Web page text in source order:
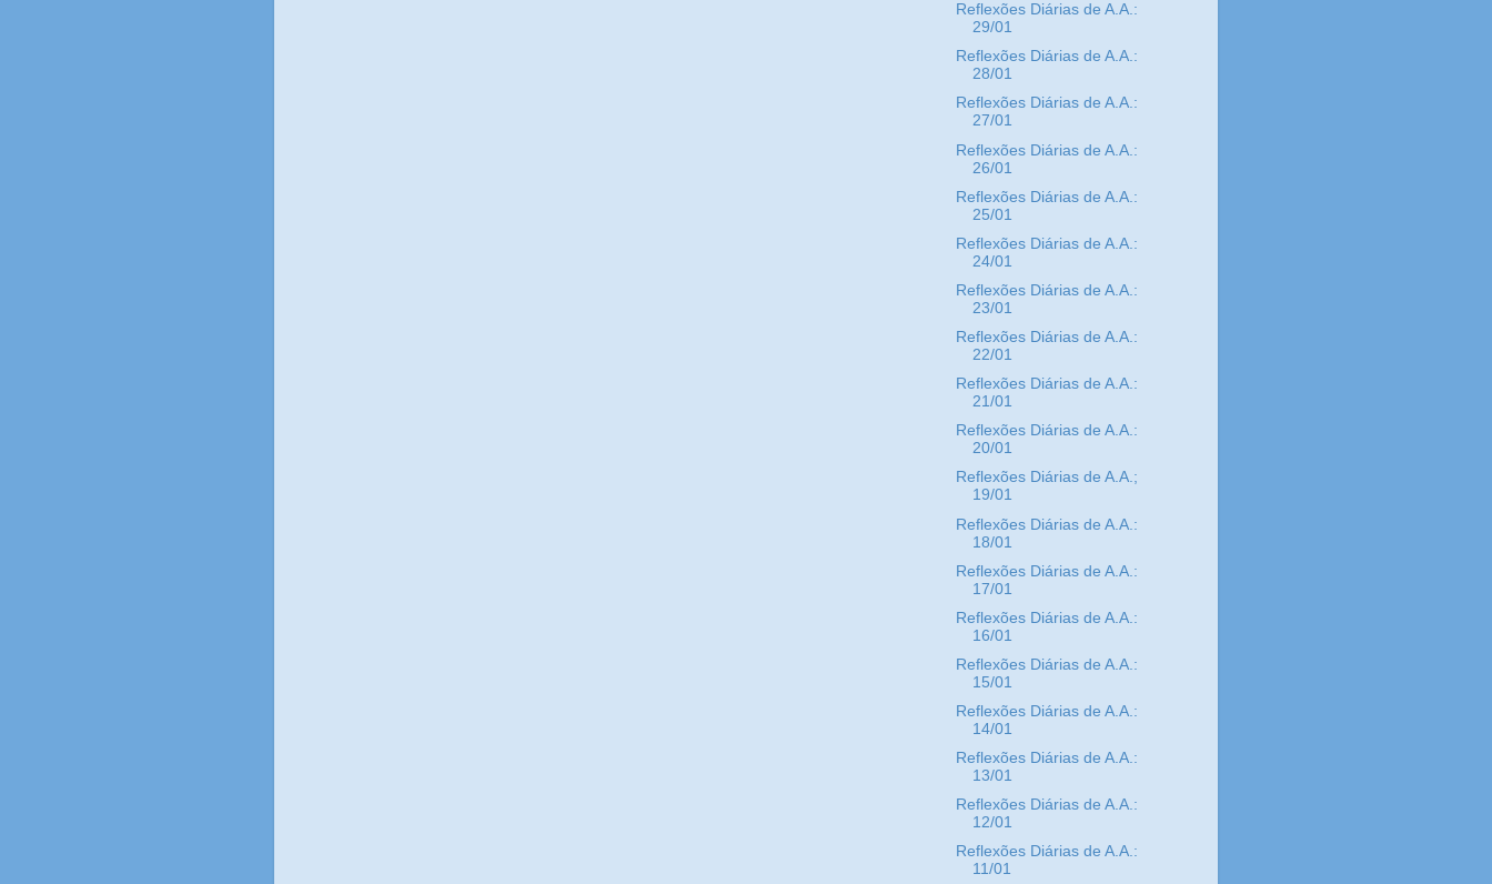
Reflexões Diárias de A.A.:
29/01
Reflexões Diárias de A.A.:
28/01
Reflexões Diárias de A.A.:
27/01
Reflexões Diárias de A.A.:
26/01
Reflexões Diárias de A.A.:
25/01
Reflexões Diárias de A.A.:
24/01
Reflexões Diárias de A.A.:
23/01
Reflexões Diárias de A.A.:
22/01
Reflexões Diárias de A.A.:
21/01
Reflexões Diárias de A.A.:
20/01
Reflexões Diárias de A.A.;
19/01
Reflexões Diárias de A.A.:
18/01
Reflexões Diárias de A.A.:
17/01
Reflexões Diárias de A.A.:
16/01
Reflexões Diárias de A.A.:
15/01
Reflexões Diárias de A.A.:
14/01
Reflexões Diárias de A.A.:
13/01
Reflexões Diárias de A.A.:
12/01
Reflexões Diárias de A.A.:
11/01